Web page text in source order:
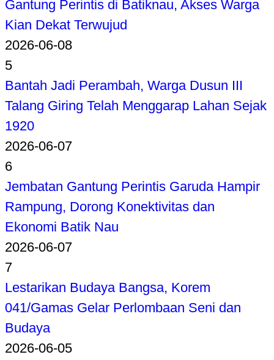
Gantung Perintis di Batiknau, Akses Warga
Kian Dekat Terwujud
2026-06-08
5
Bantah Jadi Perambah, Warga Dusun III
Talang Giring Telah Menggarap Lahan Sejak
1920
2026-06-07
6
Jembatan Gantung Perintis Garuda Hampir
Rampung, Dorong Konektivitas dan
Ekonomi Batik Nau
2026-06-07
7
Lestarikan Budaya Bangsa, Korem
041/Gamas Gelar Perlombaan Seni dan
Budaya
2026-06-05